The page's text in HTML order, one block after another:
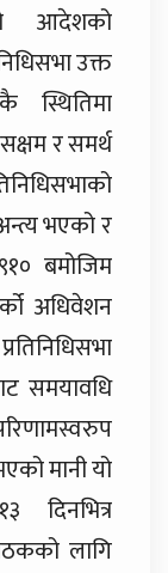
आदेशको
उक्त
स्थितिमा
र समर्थ
भएको र
बमोजिम
अधिवेशन
समयावधि
मानी यो
लागि